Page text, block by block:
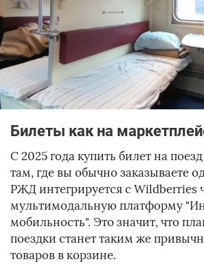
Билеты как на
С 2025 года купить билет на
там, где вы обычно заказываете
РЖД интегрируется с Wildberries
мультимодальную платформу
мобильность". Это значит, что
поездки станет таким же
товаров в корзине.